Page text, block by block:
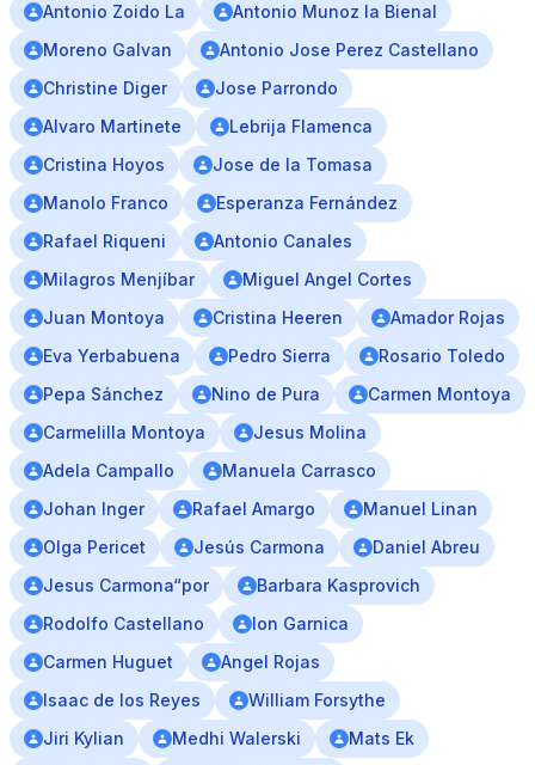
Antonio Zoido La
Antonio Munoz la Bienal
Moreno Galvan
Antonio Jose Perez Castellano
Christine Diger
Jose Parrondo
Alvaro Martinete
Lebrija Flamenca
Cristina Hoyos
Jose de la Tomasa
Manolo Franco
Esperanza Fernández
Rafael Riqueni
Antonio Canales
Milagros Menjíbar
Miguel Angel Cortes
Juan Montoya
Cristina Heeren
Amador Rojas
Eva Yerbabuena
Pedro Sierra
Rosario Toledo
Pepa Sánchez
Nino de Pura
Carmen Montoya
Carmelilla Montoya
Jesus Molina
Adela Campallo
Manuela Carrasco
Johan Inger
Rafael Amargo
Manuel Linan
Olga Pericet
Jesús Carmona
Daniel Abreu
Jesus Carmona“por
Barbara Kasprovich
Rodolfo Castellano
Ion Garnica
Carmen Huguet
Angel Rojas
Isaac de los Reyes
William Forsythe
Jiri Kylian
Medhi Walerski
Mats Ek